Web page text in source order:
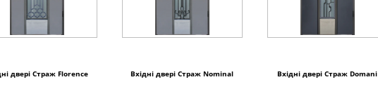
двері Страж Florence Вхідні двері Страж Nominal Вхідні двері Страж Domani